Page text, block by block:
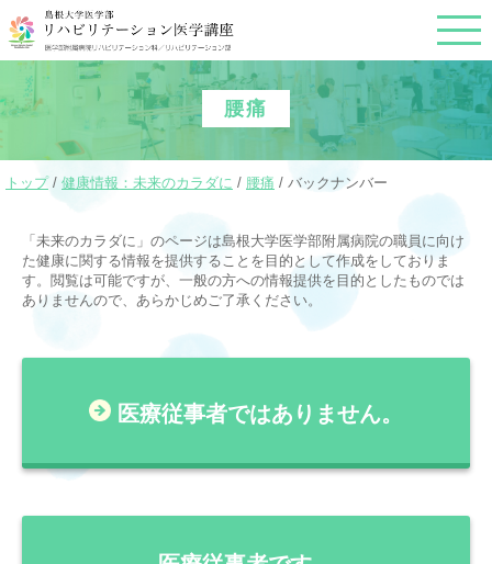
このページの本文へ
腰痛
現
置：
トップ/ 健康情報：未来のカラダに / 腰痛 / バックナンバー
「未来のカラダに」のページは島根大学医学部附属病院の職員に向け
た健康に関する情報を提供することを目的として作成をしておりま
す。閲覧は可能ですが、一般の方への情報提供を目的としたものでは
ありませんので、あらかじめご了承ください。
医療従事者ではありません。